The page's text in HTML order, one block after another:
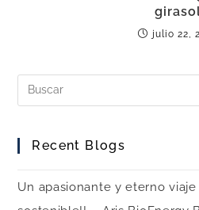
julio 22,
Recent Blogs
Un apasionante y eterno